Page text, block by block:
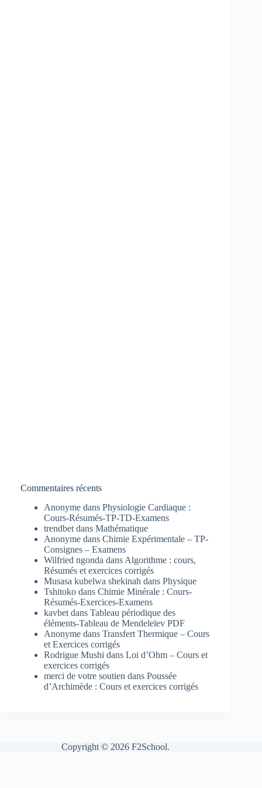
Commentaires récents
Anonyme dans Physiologie Cardiaque :
Cours-Résumés-TP-TD-Examens
trendbet dans Mathématique
Anonyme dans Chimie Expérimentale – TP-
Consignes – Examens
Wilfried ngonda dans Algorithme : cours,
Résumés et exercices corrigés
Musasa kubelwa shekinah dans Physique
Tshitoko dans Chimie Minérale : Cours-
Résumés-Exercices-Examens
kavbet dans Tableau périodique des
éléments-Tableau de Mendeleïev PDF
Anonyme dans Transfert Thermique – Cours
et Exercices corrigés
Rodrigue Mushi dans Loi d’Ohm – Cours et
exercices corrigés
merci de votre soutien dans Poussée
d’Archimède : Cours et exercices corrigés
Copyright © 2026 F2School.